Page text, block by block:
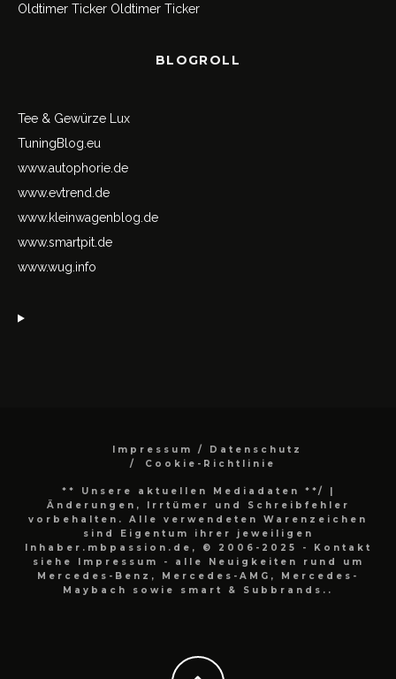
Oldtimer Ticker Oldtimer Ticker
BLOGROLL
Tee & Gewürze Lux
TuningBlog.eu
www.autophorie.de
www.evtrend.de
www.kleinwagenblog.de
www.smartpit.de
www.wug.info
Impressum / Datenschutz
Cookie-Richtlinie
** Unsere aktuellen Mediadaten **/
|
Änderungen, Irrtümer und Schreibfehler
vorbehalten. Alle verwendeten Warenzeichen
sind Eigentum ihrer jeweiligen
Inhaber.mbpassion.de, © 2006-2025 - Kontakt
siehe Impressum - alle Neuigkeiten rund um
Mercedes-Benz, Mercedes-AMG, Mercedes-
Maybach sowie smart & Subbrands..